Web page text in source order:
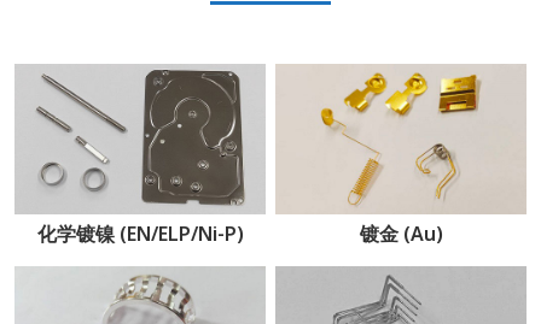
化学镀镍 (EN/ELP/Ni-P) 镀金 (Au)